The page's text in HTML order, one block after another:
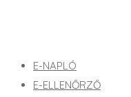
E-NAPLÓ
E-ELLENŐRZŐ